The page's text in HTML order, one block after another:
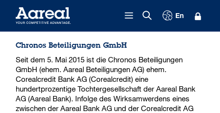
En
Chronos Beteiligungen GmbH
Seit dem 5. Mai 2015 ist die Chronos Beteiligungen
GmbH (ehem. Aareal Beteiligungen AG) ehem.
Corealcredit Bank AG (Corealcredit) eine
hundertprozentige Tochtergesellschaft der Aareal Bank
AG (Aareal Bank). Infolge des Wirksamwerdens eines
zwischen der Aareal Bank AG und der Corealcredit AG